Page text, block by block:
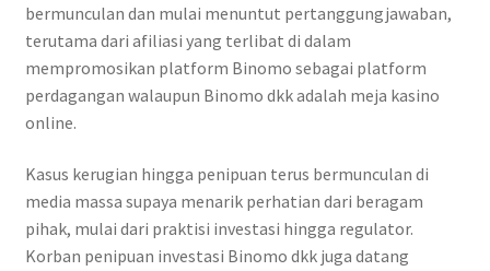
bermunculan dan mulai menuntut pertanggungjawaban,
terutama dari afiliasi yang terlibat di dalam
mempromosikan platform Binomo sebagai platform
perdagangan walaupun Binomo dkk adalah meja kasino
online.
Kasus kerugian hingga penipuan terus bermunculan di
media massa supaya menarik perhatian dari beragam
pihak, mulai dari praktisi investasi hingga regulator.
Korban penipuan investasi Binomo dkk juga datang